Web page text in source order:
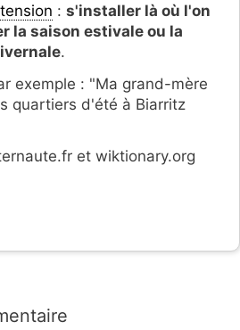
: s'installer là où l'on
la saison estivale ou la
.
exemple : "Ma grand-mère
quartiers d'été à Biarritz
et wiktionary.org